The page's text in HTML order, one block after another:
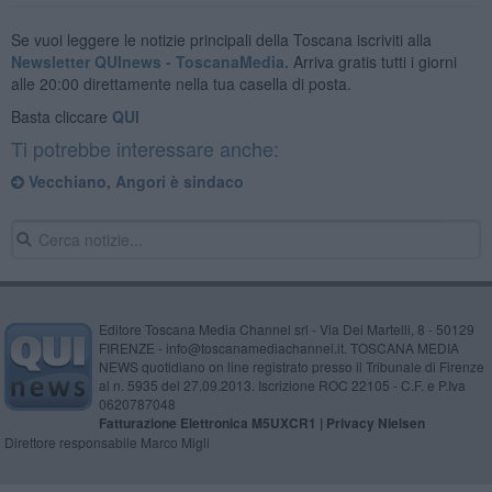
Se vuoi leggere le notizie principali della Toscana iscriviti alla
Newsletter QUInews - ToscanaMedia. Arriva gratis tutti i giorni
alle 20:00 direttamente nella tua casella di posta.
Basta cliccare QUI
Ti potrebbe interessare anche:
Vecchiano, Angori è sindaco
Editore Toscana Media Channel srl - Via Dei Martelli, 8 - 50129
FIRENZE - info@toscanamediachannel.it. TOSCANA MEDIA
NEWS quotidiano on line registrato presso il Tribunale di Firenze
al n. 5935 del 27.09.2013. Iscrizione ROC 22105 - C.F. e P.Iva
0620787048
Fatturazione Elettronica M5UXCR1 | Privacy Nielsen
Direttore responsabile Marco Migli